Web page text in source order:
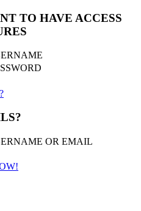
TO HAVE ACCESS
OR EMAIL